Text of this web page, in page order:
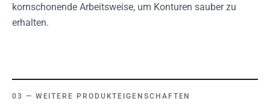
kornschonende Arbeitsweise, um Konturen sauber zu
erhalten.
WEITERE PRODUKTEIGENSCHAFTEN